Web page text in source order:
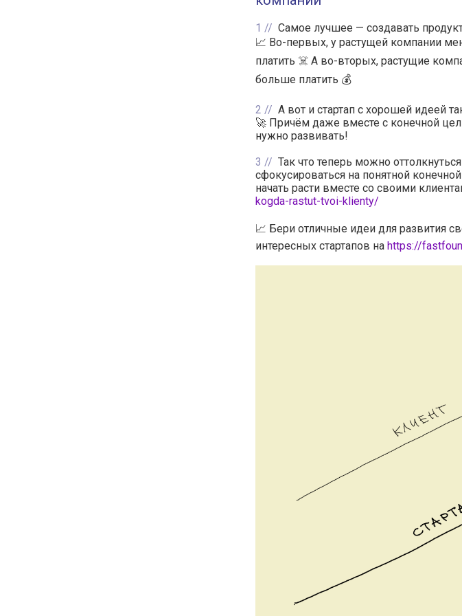
1
Самое лучшее — создавать
📈 Во-первых, у растущей компании
платить ☠️ А во-вторых, растущие
больше платить 💰
2
А вот и стартап с хорошей идеей
🚀 Причём даже вместе с конечной
нужно развивать!
3
Так что теперь можно
сфокусироваться на понятной
начать расти вместе со своими
kogda-rastut-tvoi-klienty/
📈 Бери отличные идеи для развития
интересных стартапов на https://